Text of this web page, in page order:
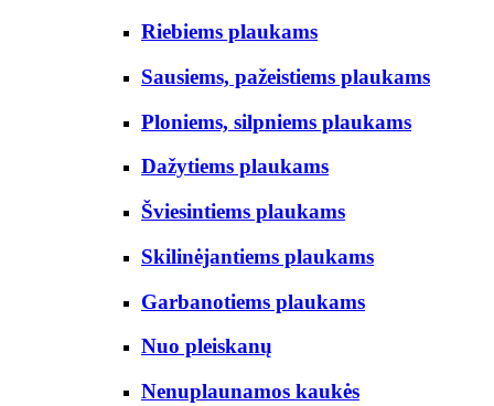
Riebiems plaukams
Sausiems, pažeistiems plaukams
Ploniems, silpniems plaukams
Dažytiems plaukams
Šviesintiems plaukams
Skilinėjantiems plaukams
Garbanotiems plaukams
Nuo pleiskanų
Nenuplaunamos kaukės